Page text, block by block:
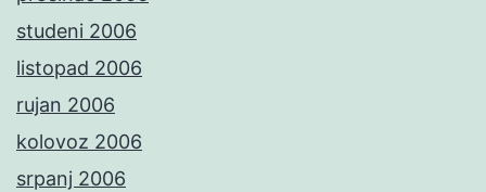
studeni 2006
listopad 2006
rujan 2006
kolovoz 2006
srpanj 2006